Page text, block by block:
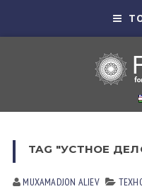
TAG "УСТНОЕ
MUXAMADJON АLIEV